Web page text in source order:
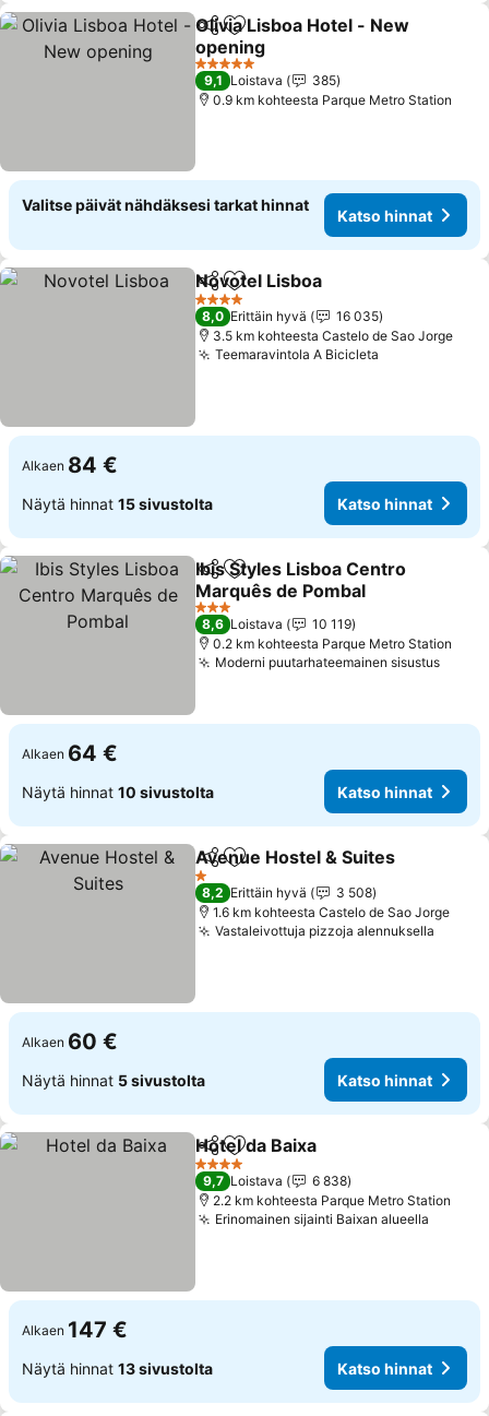
Jaa Lisää suosikkeihin
Olivia Lisboa Hotel - New
opening
Katso hinnat
5 Tähtiluokitus
9,1 Loistava
385
0.9 km kohteesta Parque Metro Station
Valitse päivät nähdäksesi tarkat hinnat
Katso hinnat
Jaa Lisää suosikkeihin
Novotel Lisboa
4 Tähtiluokitus
8,0 Erittäin hyvä
16 035
3.5 km kohteesta Castelo de Sao Jorge
Teemaravintola A Bicicleta
Alkaen 84 €
Näytä hinnat 15 sivustolta Katso hinnat
Jaa Lisää suosikkeihin
Ibis Styles Lisboa Centro
Marquês de Pombal
Katso hinnat
3 Tähtiluokitus
8,6 Loistava
10 119
0.2 km kohteesta Parque Metro Station
Moderni puutarhateemainen sisustus
Alkaen 64 €
Näytä hinnat 10 sivustolta Katso hinnat
Jaa Lisää suosikkeihin
Avenue Hostel & Suites
1 Tähtiluokitus
8,2 Erittäin hyvä
3 508
1.6 km kohteesta Castelo de Sao Jorge
Vastaleivottuja pizzoja alennuksella
Alkaen 60 €
Näytä hinnat 5 sivustolta Katso hinnat
Jaa Lisää suosikkeihin
Hotel da Baixa
4 Tähtiluokitus
9,7 Loistava
6 838
2.2 km kohteesta Parque Metro Station
Erinomainen sijainti Baixan alueella
Alkaen 147 €
Näytä hinnat 13 sivustolta Katso hinnat